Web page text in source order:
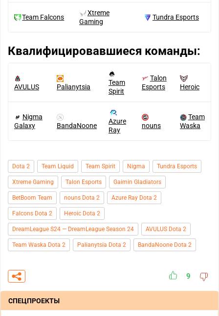
Team Falcons
Xtreme
Gaming
Tundra Esports
Квалифицировавшиеся команды:
AVULUS Palianytsia
Team
Spirit
Talon
Esports
Heroic
Nigma
Galaxy
BandaNoone
Azure
Ray
nouns
Team
Waska
Dota 2 Team Liquid Team Spirit Nigma Tundra Esports
Xtreme Gaming Talon Esports Gaimin Gladiators
BetBoom Team nouns Dota 2 Azure Ray Dota 2
Falcons Dota 2 Heroic Dota 2
DreamLeague S24 — DreamLeague Season 24 AVULUS Dota 2
Team Waska Dota 2 Palianytsia Dota 2 BandaNoone Dota 2
9
СПЕЦПРОЕКТЫ